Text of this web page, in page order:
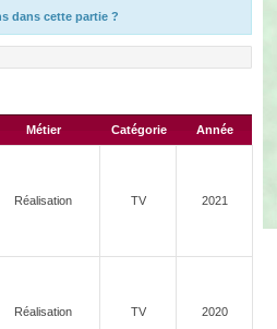
dans cette partie ?
Métier Catégorie Année
Réalisation TV 2021
Réalisation TV 2020